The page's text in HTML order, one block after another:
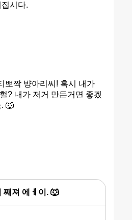
시다.
뽀짝 뱡아리씨! 혹시 내가
? 내가 저거 만든거면 좋겠
. 🐺
째져 에ㅔ이. 🐺